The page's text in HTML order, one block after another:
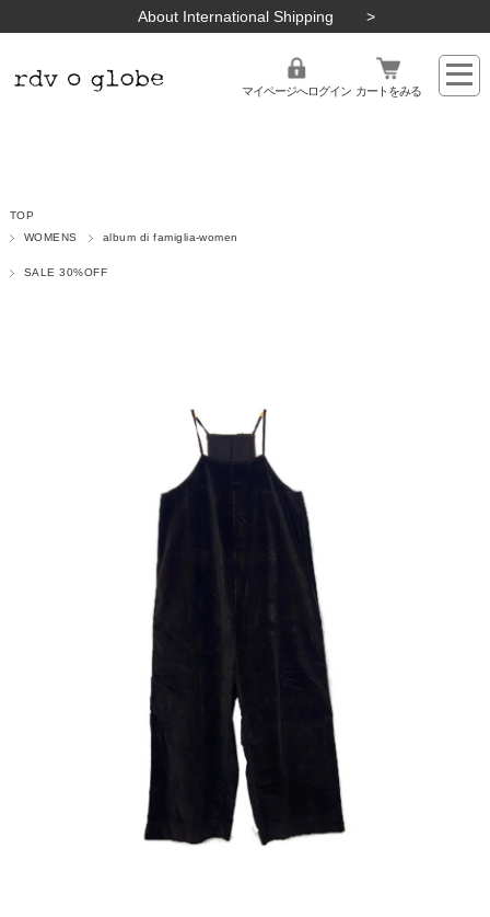
About International Shipping
マイページへログイン カートをみる
TOP
WOMENS
album di famiglia-women
SALE 30%OFF